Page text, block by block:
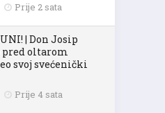
Prije 2 sata
| Don Josip
pred oltarom
svoj svećenički
Prije 4 sata